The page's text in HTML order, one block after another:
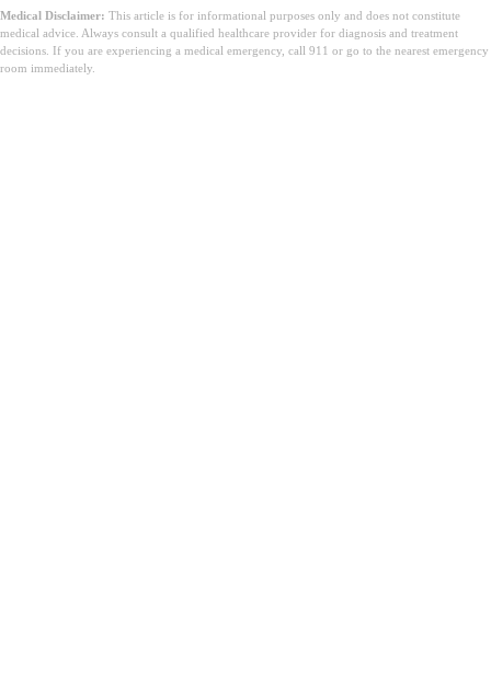
Medical Disclaimer: This article is for informational purposes only and does not constitute
medical advice. Always consult a qualified healthcare provider for diagnosis and treatment
decisions. If you are experiencing a medical emergency, call 911 or go to the nearest emergency
room immediately.